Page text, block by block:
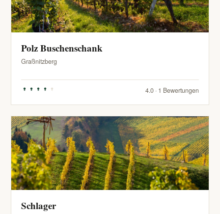
Polz Buschenschank
Graßnitzberg
4.0 · 1 Bewertungen
Schlager